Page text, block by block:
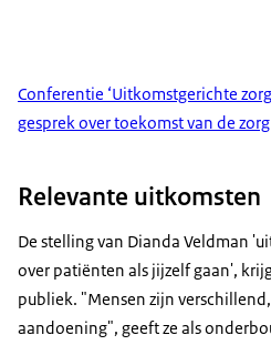
Conferentie ‘Uitkomstgerichte
gesprek over toekomst van de zorg
Relevante uitkomsten
De stelling van Dianda Veldman
over patiënten als jijzelf gaan',
publiek. "Mensen zijn
aandoening", geeft ze als